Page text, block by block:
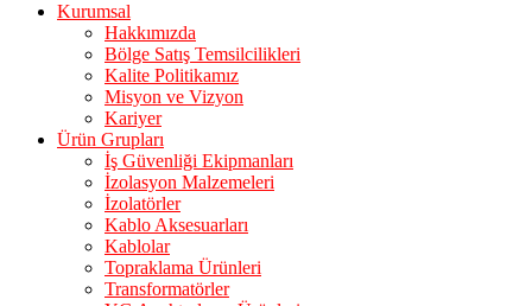
Kurumsal
Hakkımızda
Bölge Satış Temsilcilikleri
Kalite Politikamız
Misyon ve Vizyon
Kariyer
Ürün Grupları
İş Güvenliği Ekipmanları
İzolasyon Malzemeleri
İzolatörler
Kablo Aksesuarları
Kablolar
Topraklama Ürünleri
Transformatörler